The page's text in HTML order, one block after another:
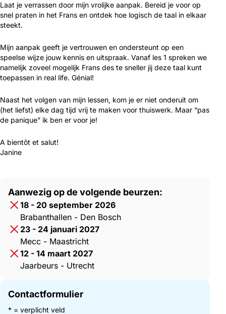
Laat je verrassen door mijn vrolijke aanpak. Bereid je voor op
snel praten in het Frans en ontdek hoe logisch de taal in elkaar
steekt.
Mijn aanpak geeft je vertrouwen en ondersteunt op een
speelse wijze jouw kennis en uitspraak. Vanaf les 1 spreken we
namelijk zoveel mogelijk Frans des te sneller jij deze taal kunt
toepassen in real life. Génial!
Naast het volgen van mijn lessen, kom je er niet onderuit om
(het liefst) elke dag tijd vrij te maken voor thuiswerk. Maar “pas
de panique” ik ben er voor je!
A bientôt et salut!
Janine
Aanwezig op de volgende beurzen:
18 - 20 september 2026
Brabanthallen - Den Bosch
23 - 24 januari 2027
Mecc - Maastricht
12 - 14 maart 2027
Jaarbeurs - Utrecht
Contactformulier
* = verplicht veld